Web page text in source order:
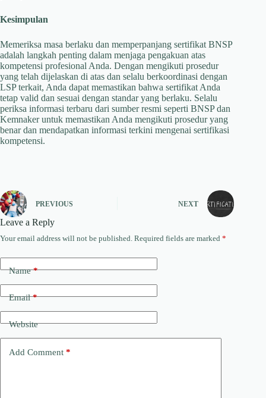
Kesimpulan
Memeriksa masa berlaku dan memperpanjang sertifikat BNSP
adalah langkah penting dalam menjaga pengakuan atas
kompetensi profesional Anda. Dengan mengikuti prosedur
yang telah dijelaskan di atas dan selalu berkoordinasi dengan
LSP terkait, Anda dapat memastikan bahwa sertifikat Anda
tetap valid dan sesuai dengan standar yang berlaku. Selalu
periksa informasi terbaru dari sumber resmi seperti BNSP dan
Kemnaker untuk memastikan Anda mengikuti prosedur yang
benar dan mendapatkan informasi terkini mengenai sertifikasi
kompetensi.​
PREVIOUS NEXT
Leave a Reply
Your email address will not be published. Required fields are marked *
Name*
Email*
Website
Add Comment *